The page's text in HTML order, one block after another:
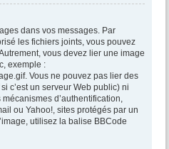
dans vos messages. Par
les fichiers joints, vous pouvez
vous devez lier une image
exemple :
Vous ne pouvez pas lier des
c’est un serveur Web public) ni
d’authentification,
ou Yahoo!, sites protégés par un
utilisez la balise BBCode